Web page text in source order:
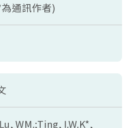
為通訊作者)
Lu, WM.;Ting, I.W.K*,